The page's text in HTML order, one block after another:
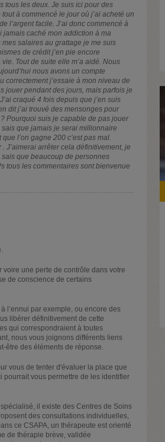
tous les deux. Je suis ici pour des
à commencé le jour où j’ai acheté un
l’argent facile. J’ai donc commencé à
jamais caché mon addiction à ma
salaires au grattage je me suis
de crédit j’en pie encore
Tout de suite elle m’a aidé. Nous
nous avons un compte
correctement j’essaie à mon niveau de
jouer pendant des jours, mais parfois je
craqué 4 fois depuis que j’en suis
dit j’ai trouvé des mensonges pour
Pourquoi suis je capable de pas jouer
sais que jamais je serai millionnaire
l’on gagne 200 c’est pas mal.
J’aimerai arrêter cela définitivement, je
que beaucoup de personnes
tous les commentaires sont bienvenue
une perte de contrôle dans votre
de conscience de certains
l’ennui par exemple, ou encore des
libérer définitivement de cette
qui correspondraient à toutes
nous vous joignons différents liens
être des éléments de réponse.
vous de tenter d'évaluer la place que
pourrait vous permettre de les identifier
il existe des Centres de Soins
des consultations individuelles,
ce CSAPA, un thérapeute est orienté
de thérapie brève, validée